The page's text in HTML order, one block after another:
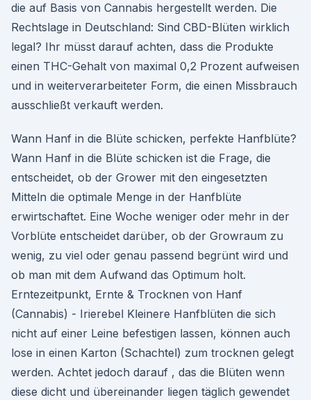
die auf Basis von Cannabis hergestellt werden. Die
Rechtslage in Deutschland: Sind CBD-Blüten wirklich
legal? Ihr müsst darauf achten, dass die Produkte
einen THC-Gehalt von maximal 0,2 Prozent aufweisen
und in weiterverarbeiteter Form, die einen Missbrauch
ausschließt verkauft werden.
Wann Hanf in die Blüte schicken, perfekte Hanfblüte?
Wann Hanf in die Blüte schicken ist die Frage, die
entscheidet, ob der Grower mit den eingesetzten
Mitteln die optimale Menge in der Hanfblüte
erwirtschaftet. Eine Woche weniger oder mehr in der
Vorblüte entscheidet darüber, ob der Growraum zu
wenig, zu viel oder genau passend begrünt wird und
ob man mit dem Aufwand das Optimum holt.
Erntezeitpunkt, Ernte & Trocknen von Hanf
(Cannabis) - Irierebel Kleinere Hanfblüten die sich
nicht auf einer Leine befestigen lassen, können auch
lose in einen Karton (Schachtel) zum trocknen gelegt
werden. Achtet jedoch darauf , das die Blüten wenn
diese dicht und übereinander liegen täglich gewendet